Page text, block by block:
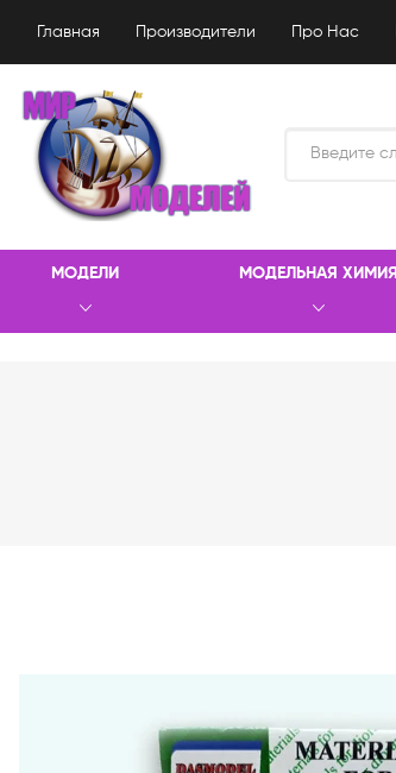
Главная Производители Про Нас
МОДЕЛИ МОДЕЛЬНАЯ ХИМИЯ